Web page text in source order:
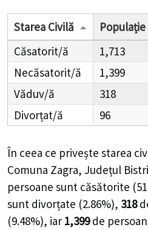
Starea Civilă Populație
Căsatorit/ă
1,713
Necăsatorit/ă
1,399
Văduv/ă
318
Divorțat/ă
96
În ceea ce privește starea
Comuna Zagra, Județul
persoane sunt căsătorite (
sunt divorțate (2.86%), 318
(9.48%), iar 1,399 de